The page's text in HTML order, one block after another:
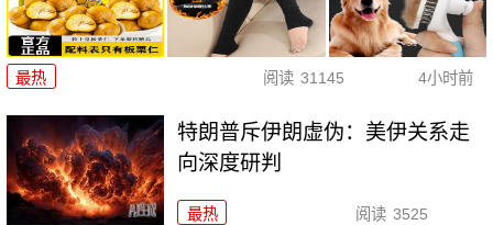
最热 阅读 31145 4小时前
特朗普斥伊朗虚伪：美伊关系走
向深度研判
最热 阅读 3525